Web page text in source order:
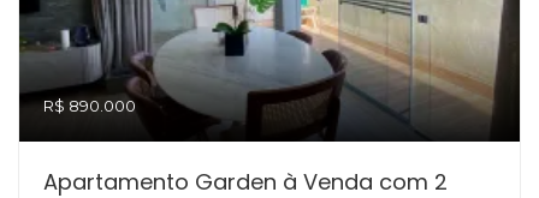
R$ 890.000
Apartamento Garden à Venda com 2